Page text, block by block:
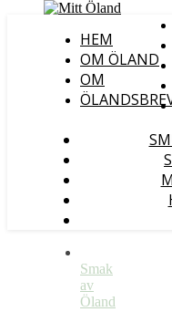
HEM
OM ÖLAND
OM
Smak
av
Öland